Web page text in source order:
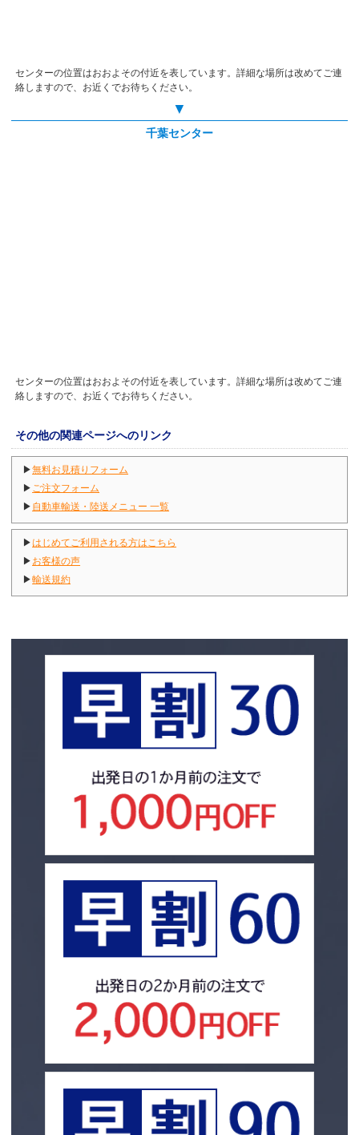
センターの位置はおおよその付近を表しています。詳細な場所は改めてご連
絡しますので、お近くでお待ちください。
▼
千葉センター
センターの位置はおおよその付近を表しています。詳細な場所は改めてご連
絡しますので、お近くでお待ちください。
その他の関連ページへのリンク
▶無料お見積りフォーム
▶ ご注文フォーム
▶ 自動車輸送・陸送メニュー 一覧
▶はじめてご利用される方はこちら
▶ お客様の声
▶輸送規約